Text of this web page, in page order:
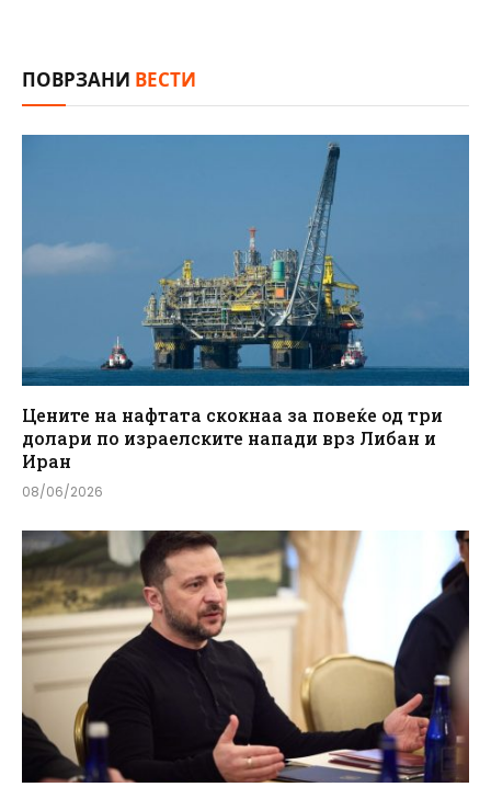
ПОВРЗАНИ ВЕСТИ
Цените на нафтата скокнаа за повеќе од три
долари по израелските напади врз Либан и
Иран
08/06/2026